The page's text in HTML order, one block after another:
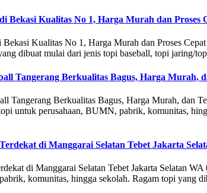
Bekasi Kualitas No 1, Harga Murah dan Proses
Kualitas No 1, Harga Murah dan Proses
dibuat mulai dari jenis topi baseball, topi
Tangerang Berkualitas Bagus, Harga Murah,
Tangerang Berkualitas Bagus, Harga Murah, dan
untuk perusahaan, BUMN, pabrik, komunitas,
di Manggarai Selatan Tebet Jakarta
di Manggarai Selatan Tebet Jakarta Selatan
komunitas, hingga sekolah. Ragam topi yang